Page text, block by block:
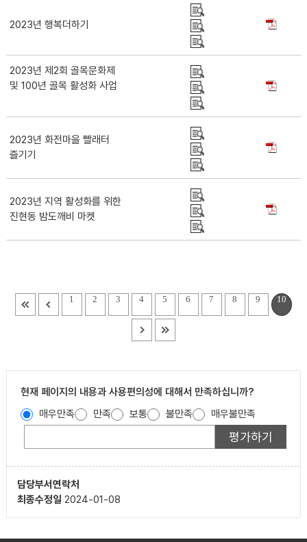
2023년 행복더하기
2023년 제2회 골목문화제
및 100년 골목 활성화 사업
2023년 화전마을 빨래터
즐기기
2023년 지역 활성화를 위한
진현동 밤도깨비 마켓
1 2 3 4 5 6 7 8 9 10
현재 페이지의 내용과 사용편의성에 대해서 만족하십니까?
매우만족
만족 보통 불만족 매우불만족
담당부서연락처
최종수정일 2024-01-08